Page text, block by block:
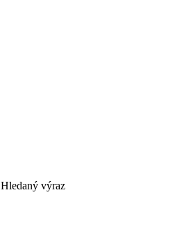
Hledaný výraz